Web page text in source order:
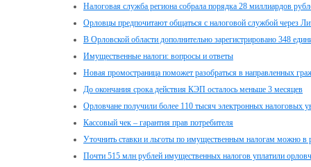
Налоговая служба региона собрала порядка 28 миллиардов
Орловцы предпочитают общаться с налоговой службой через
В Орловской области дополнительно зарегистрировано 348
Имущественные налоги: вопросы и ответы
Новая промостраница поможет разобраться в направленных
До окончания срока действия КЭП осталось меньше 3 месяцев
Орловчане получили более 110 тысяч электронных налоговых
Кассовый чек – гарантия прав потребителя
Уточнить ставки и льготы по имущественным налогам можно в
Почти 515 млн рублей имущественных налогов уплатили